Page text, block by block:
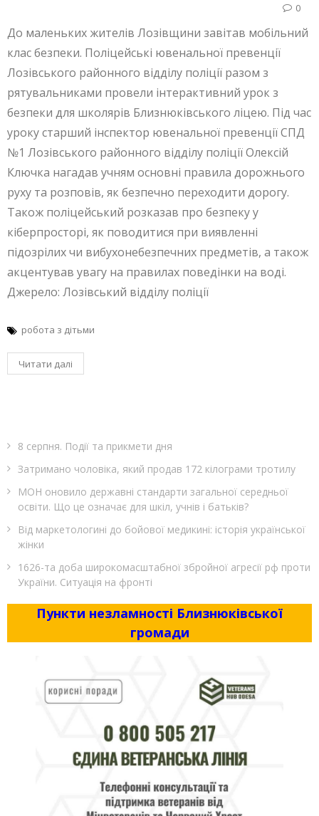
0
До маленьких жителів Лозівщини завітав мобільний
клас безпеки. Поліцейські ювенальної превенції
Лозівського районного відділу поліції разом з
рятувальниками провели інтерактивний урок з
безпеки для школярів Близнюківського ліцею. Під час
уроку старший інспектор ювенальної превенції СПД
№1 Лозівського районного відділу поліції Олексій
Ключка нагадав учням основні правила дорожнього
руху та розповів, як безпечно переходити дорогу.
Також поліцейський розказав про безпеку у
кіберпросторі, як поводитися при виявленні
підозрілих чи вибухонебезпечних предметів, а також
акцентував увагу на правилах поведінки на воді.
Джерело: Лозівський відділу поліції
робота з дітьми
Читати далі
8 серпня. Події та прикмети дня
Затримано чоловіка, який продав 172 кілограми тротилу
МОН оновило державні стандарти загальної середньої
освіти. Що це означає для шкіл, учнів і батьків?
Від маркетологині до бойової медикині: історія української
жінки
1626-та доба широкомасштабної збройної агресії рф проти
України. Ситуація на фронті
Пункти незламності Близнюківської
громади